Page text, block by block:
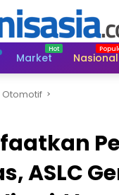
Market Nasional
Otomotif
ASLC